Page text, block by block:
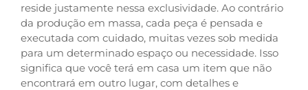
reside justamente nessa exclusividade. Ao contrário
da produção em massa, cada peça é pensada e
executada com cuidado, muitas vezes sob medida
para um determinado espaço ou necessidade. Isso
significa que você terá em casa um item que não
encontrará em outro lugar, com detalhes e